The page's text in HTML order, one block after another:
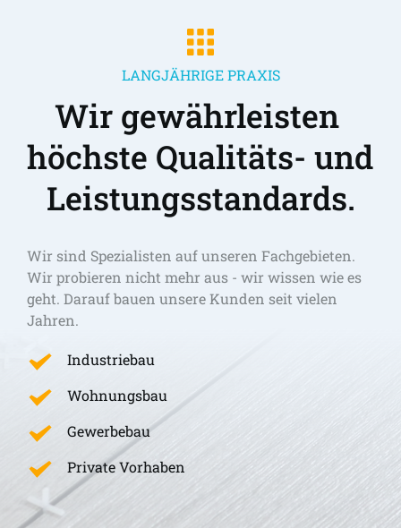
LANGJÄHRIGE PRAXIS
Wir gewährleisten
höchste Qualitäts- und
Leistungsstandards.
Wir sind Spezialisten auf unseren Fachgebieten.
Wir probieren nicht mehr aus - wir wissen wie es
geht. Darauf bauen unsere Kunden seit vielen
Jahren.
Industriebau
Wohnungsbau
Gewerbebau
Private Vorhaben